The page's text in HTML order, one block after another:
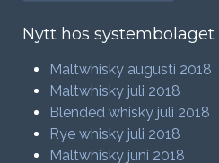
Nytt hos systembolaget
Maltwhisky augusti 2018
Maltwhisky juli 2018
Blended whisky juli 2018
Rye whisky juli 2018
Maltwhisky juni 2018